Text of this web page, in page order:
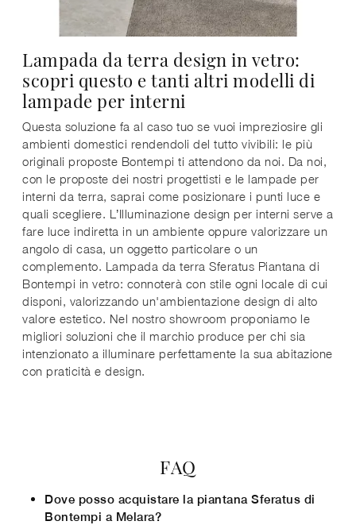
Lampada da terra design in vetro:
scopri questo e tanti altri modelli di
lampade per interni
Questa soluzione fa al caso tuo se vuoi impreziosire gli
ambienti domestici rendendoli del tutto vivibili: le più
originali proposte Bontempi ti attendono da noi. Da noi,
con le proposte dei nostri progettisti e le lampade per
interni da terra, saprai come posizionare i punti luce e
quali scegliere. L’Illuminazione design per interni serve a
fare luce indiretta in un ambiente oppure valorizzare un
angolo di casa, un oggetto particolare o un
complemento. Lampada da terra Sferatus Piantana di
Bontempi in vetro: connoterà con stile ogni locale di cui
disponi, valorizzando un'ambientazione design di alto
valore estetico. Nel nostro showroom proponiamo le
migliori soluzioni che il marchio produce per chi sia
intenzionato a illuminare perfettamente la sua abitazione
con praticità e design.
FAQ
Dove posso acquistare la piantana Sferatus di
Bontempi a Melara?